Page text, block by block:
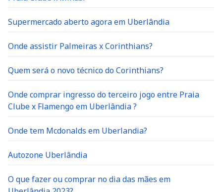
Supermercado aberto agora em Uberlândia
Onde assistir Palmeiras x Corinthians?
Quem será o novo técnico do Corinthians?
Onde comprar ingresso do terceiro jogo entre Praia
Clube x Flamengo em Uberlândia ?
Onde tem Mcdonalds em Uberlandia?
Autozone Uberlândia
O que fazer ou comprar no dia das mães em
Uberlândia 2023?